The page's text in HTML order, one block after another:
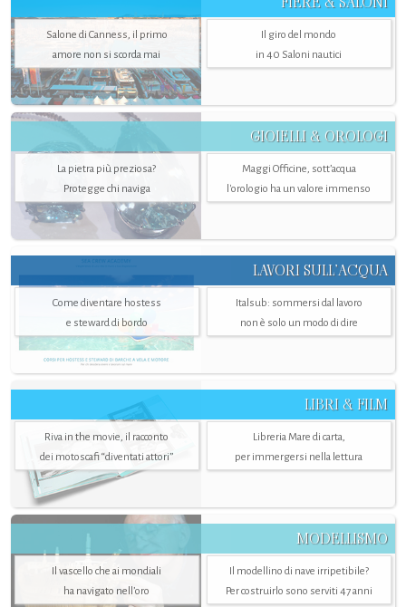
Salone di Canness, il primo
amore non si scorda mai
Il giro del mondo
in 40 Saloni nautici
GIOIELLI & OROLOGI
La pietra più preziosa?
Protegge chi naviga
Maggi Officine, sott’acqua
l'orologio ha un valore immenso
LAVORI SULL’ACQUA
Come diventare hostess
e steward di bordo
Italsub: sommersi dal lavoro
non è solo un modo di dire
LIBRI & FILM
Riva in the movie, il racconto
dei motoscafi “diventati attori”
Libreria Mare di carta,
per immergersi nella lettura
MODELLISMO
Il vascello che ai mondiali
ha navigato nell’oro
Il modellino di nave irripetibile?
Per costruirlo sono serviti 47 anni